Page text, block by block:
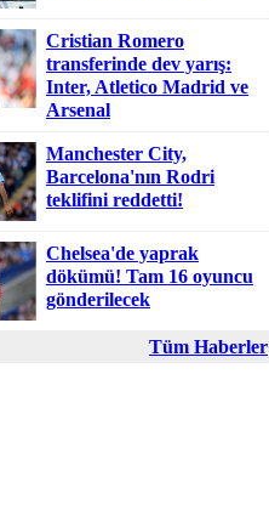
Cristian Romero
transferinde dev yarış:
Inter, Atletico Madrid ve
Arsenal
Manchester City,
Barcelona'nın Rodri
teklifini reddetti!
Chelsea'de yaprak
dökümü! Tam 16 oyuncu
gönderilecek
Tüm Haberler